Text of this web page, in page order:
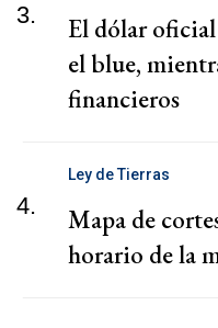
3.
El dólar
el blue,
financieros
4.
Ley de Tierras
Mapa de
horario de la